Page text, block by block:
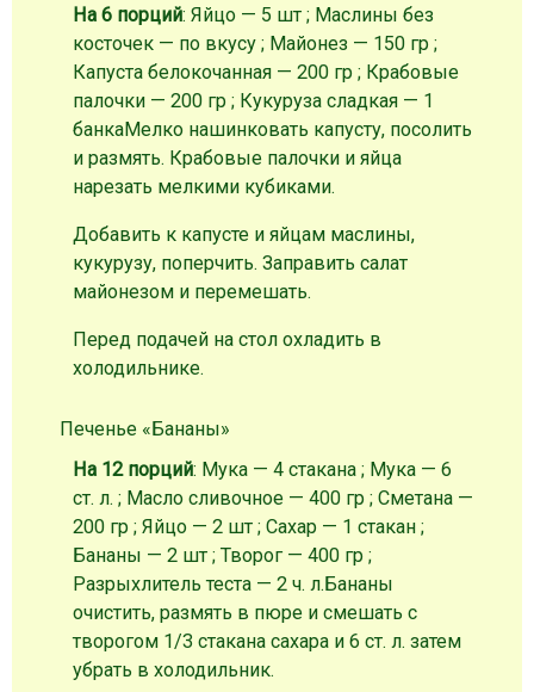
На 6 порций: Яйцо — 5 шт ; Маслины без
косточек — по вкусу ; Майонез — 150 гр ;
Капуста белокочанная — 200 гр ; Крабовые
палочки — 200 гр ; Кукуруза сладкая — 1
банкаМелко нашинковать капусту, посолить
и размять. Крабовые палочки и яйца
нарезать мелкими кубиками.
Добавить к капусте и яйцам маслины,
кукурузу, поперчить. Заправить салат
майонезом и перемешать.
Перед подачей на стол охладить в
холодильнике.
Печенье «Бананы»
На 12 порций: Мука — 4 стакана ; Мука — 6
ст. л. ; Масло сливочное — 400 гр ; Сметана —
200 гр ; Яйцо — 2 шт ; Сахар — 1 стакан ;
Бананы — 2 шт ; Творог — 400 гр ;
Разрыхлитель теста — 2 ч. л.Бананы
очистить, размять в пюре и смешать с
творогом 1/3 стакана сахара и 6 ст. л. затем
убрать в холодильник.